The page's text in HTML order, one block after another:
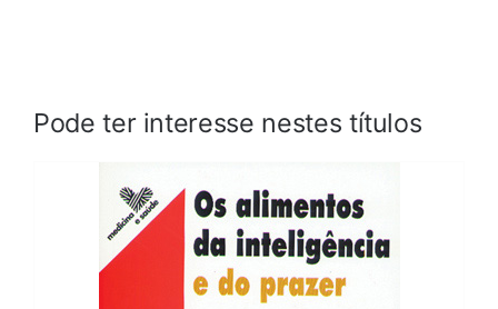
Pode ter interesse nestes títulos